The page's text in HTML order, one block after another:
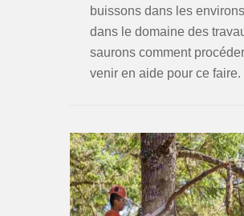
buissons dans les
dans le domaine des
saurons comment
venir en aide pour ce faire.